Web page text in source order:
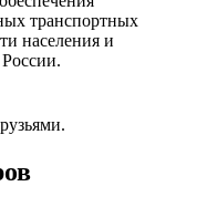
транспортных
населения и